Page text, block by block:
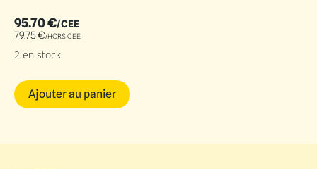
95.70€/CEE
79.75€/HORS CEE
2 en stock
Ajouter au panier